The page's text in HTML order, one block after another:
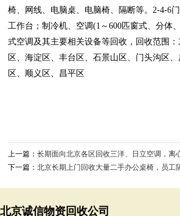
椅、网线、电脑桌、电脑椅、隔断等。2-4-6
工作台；制冷机、空调(1～600匹窗式、分体
式空调及其主要相关设备等回收，回收范围
区、海淀区、丰台区、石景山区、门头沟区
区、顺义区、昌平区
上一篇：长期面向北京各区回收三洋、日立空调，离
下一篇：北京长期上门回收大量二手办公桌椅，员工
北京诚信物资回收公司